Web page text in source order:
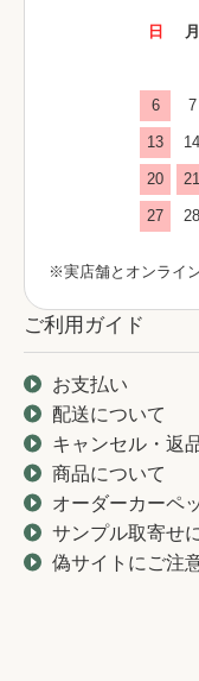
日 月
6 7
13 14
20 21
27 28
※実店舗とオンライ
ご利用ガイド
お支払い
配送について
キャンセル・返
商品について
オーダーカーペ
サンプル取寄せ
偽サイトにご注